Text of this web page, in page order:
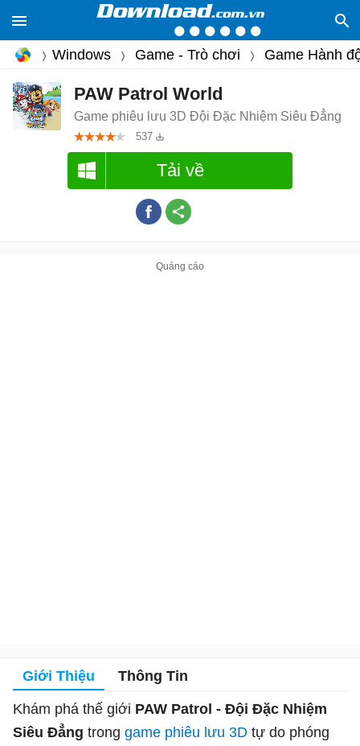
Windows Game - Trò chơi Game Hành
PAW Patrol World
Game phiêu lưu 3D Đội Đặc Nhiệm Siêu Đẳng
537
Tải về
Giới Thiệu Thông Tin
Khám phá thế giới PAW Patrol - Đội Đặc Nhiệm
Siêu Đẳng trong game phiêu lưu 3D tự do phóng